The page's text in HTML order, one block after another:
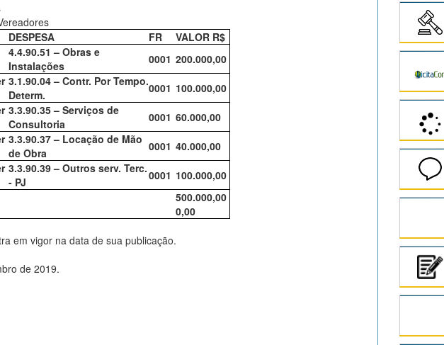
DESPESA FR
VALOR R$
4.4.90.51 – Obras e
Instalações
0001 200.000,00
3.1.90.04 – Contr. Por Tempo.
Determ.
0001 100.000,00
3.3.90.35 – Serviços de
Consultoria
0001 60.000,00
3.3.90.37 – Locação de Mão
de Obra
0001 40.000,00
3.3.90.39 – Outros serv. Terc.
- PJ
0001 100.000,00
500.000,00
0,00
em vigor na data de sua publicação.
de 2019.